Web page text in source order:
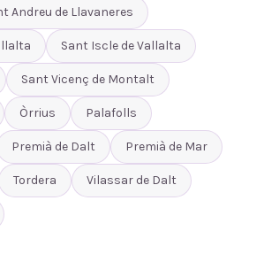
Andreu de Llavaneres
Sant Iscle de Vallalta
Sant Vicenç de Montalt
Òrrius Palafolls
Premià de Dalt Premià de Mar
Tordera Vilassar de Dalt